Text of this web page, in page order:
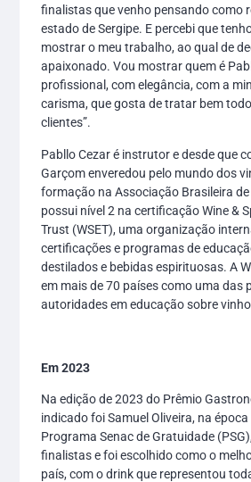
finalistas que venho pensando como
estado de Sergipe. E percebi que
mostrar o meu trabalho, ao qual de
apaixonado. Vou mostrar quem é
profissional, com elegância, com a
carisma, que gosta de tratar bem
clientes”.
Pabllo Cezar é instrutor e desde que
Garçom enveredou pelo mundo dos
formação na Associação Brasileira de
possui nível 2 na certificação Wine &
Trust (WSET), uma organização
certificações e programas de
destilados e bebidas espirituosas. A
em mais de 70 países como uma das
autoridades em educação sobre
Em 2023
Na edição de 2023 do Prêmio
indicado foi Samuel Oliveira, na
Programa Senac de Gratuidade
finalistas e foi escolhido como o
país, com o drink que representou